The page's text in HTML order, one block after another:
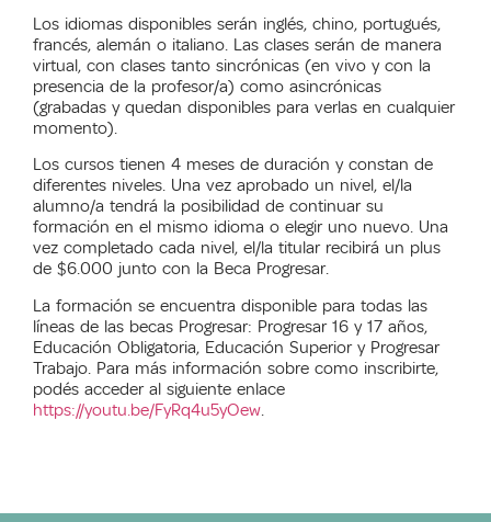
Los idiomas disponibles serán inglés, chino, portugués,
francés, alemán o italiano. Las clases serán de manera
virtual, con clases tanto sincrónicas (en vivo y con la
presencia de la profesor/a) como asincrónicas
(grabadas y quedan disponibles para verlas en cualquier
momento).
Los cursos tienen 4 meses de duración y constan de
diferentes niveles. Una vez aprobado un nivel, el/la
alumno/a tendrá la posibilidad de continuar su
formación en el mismo idioma o elegir uno nuevo. Una
vez completado cada nivel, el/la titular recibirá un plus
de $6.000 junto con la Beca Progresar.
La formación se encuentra disponible para todas las
líneas de las becas Progresar: Progresar 16 y 17 años,
Educación Obligatoria, Educación Superior y Progresar
Trabajo. Para más información sobre como inscribirte,
podés acceder al siguiente enlace
https://youtu.be/FyRq4u5yOew.